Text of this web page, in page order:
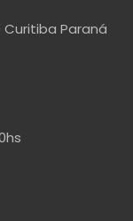
Curitiba Paraná